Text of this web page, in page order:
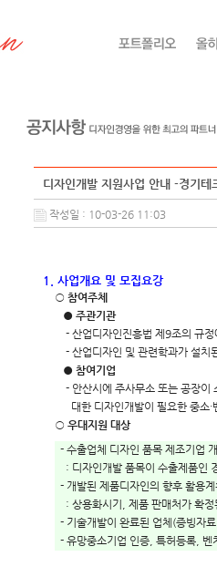
디자인개발 지원사업 안내 -경기테
작성일 : 10-03-26 11:03
1. 사업개요 및 모집요강
○ 참여주체
● 주관기관
- 산업디자인진흥법 제9조의 규정
- 산업디자인 및 관련학과가 설치
● 참여기업
- 안산시에 주사무소 또는 공장이
대한 디자인개발이 필요한 중소·
○ 우대지원 대상
- 수출업체 디자인 품목 제조기업
: 디자인개발 품목이 수출제품인
- 개발된 제품디자인의 향후 활용
: 상용화시기, 제품 판매처가 확정
- 기술개발이 완료된 업체(증빙자
- 유망중소기업 인증, 특허등록, 벤